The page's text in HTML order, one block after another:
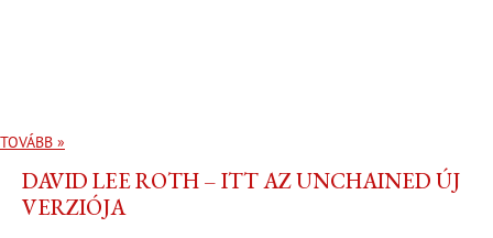
TOVÁBB »
DAVID LEE ROTH – ITT AZ UNCHAINED ÚJ
VERZIÓJA